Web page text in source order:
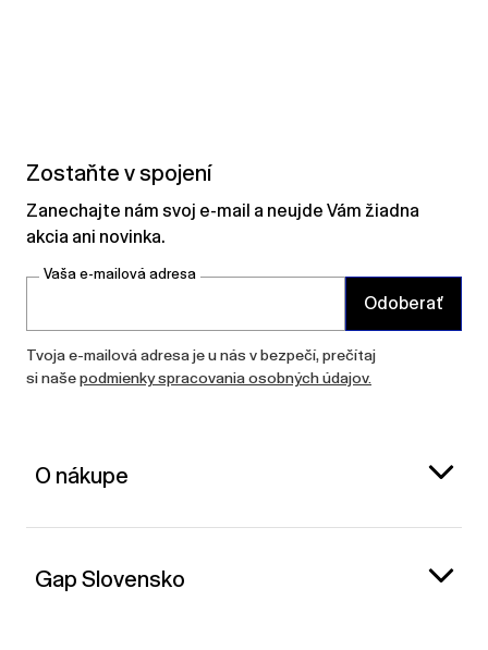
Zostaňte v spojení
Zanechajte nám svoj e-mail a neujde Vám žiadna
akcia ani novinka.
Vaša e-mailová adresa
Odoberať
Tvoja e-mailová adresa je u nás v bezpečí, prečítaj
si našepodmienky spracovania osobných údajov.
O nákupe
Gap Slovensko